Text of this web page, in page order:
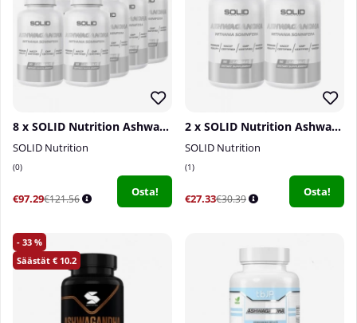
8 x SOLID Nutrition Ashwagandha, 60 caps
SOLID Nutrition
0
€97.29€121.56
Osta!
2 x SOLID Nutrition Ashwagandha, 60 caps
SOLID Nutrition
1
€27.33€30.39
Osta!
33
10.2